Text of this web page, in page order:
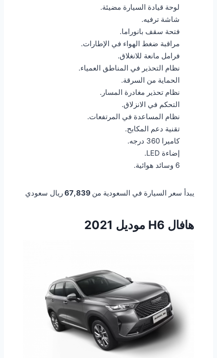
لوحة قيادة السيارة مضيئة.
شاشة ترفيه.
فتحة سقف بانوراما.
مراقبة ضغط الهواء في الإطارات.
فرامل مانعة للانغلاق.
نظام التحذير في المناطق العمياء.
الحماية من السرقة.
نظام تحذير مغادرة المسار.
التحكم في الانزلاق.
نظام المساعدة في المرتفعات.
تقنية دعم المكابح.
كاميرا 360 درجه.
إضاءة LED.
6 وسائد هوائية.
يبدأ سعر السيارة في السعودية من ريال سعودي
هافال H6 موديل 2021